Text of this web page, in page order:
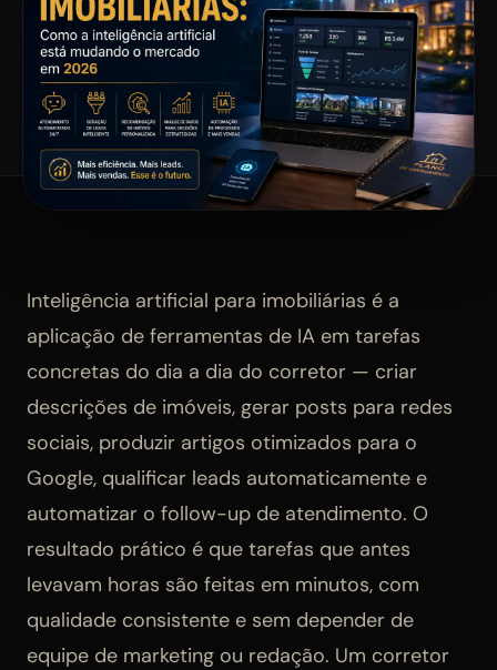
Inteligência artificial para imobiliárias é a
aplicação de ferramentas de IA em tarefas
concretas do dia a dia do corretor — criar
descrições de imóveis, gerar posts para redes
sociais, produzir artigos otimizados para o
Google, qualificar leads automaticamente e
automatizar o follow-up de atendimento. O
resultado prático é que tarefas que antes
levavam horas são feitas em minutos, com
qualidade consistente e sem depender de
equipe de marketing ou redação. Um corretor